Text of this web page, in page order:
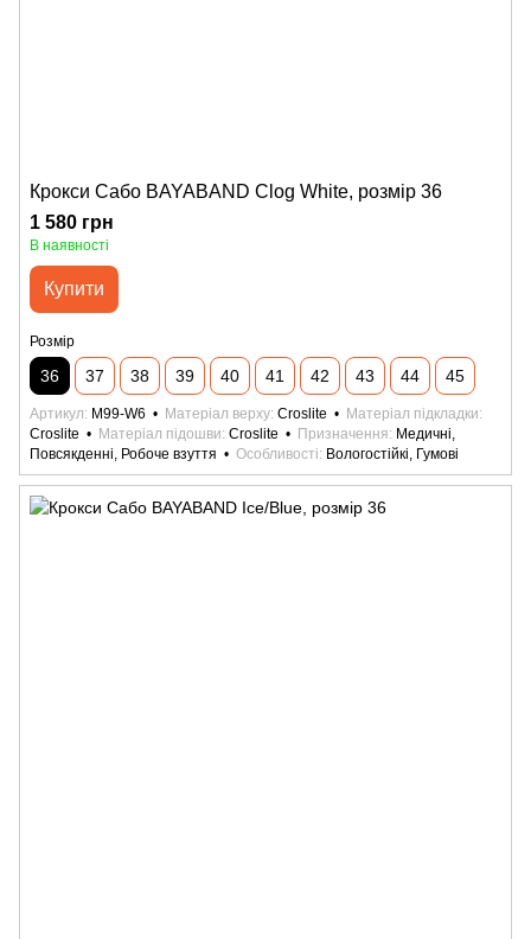
Крокси Сабо BAYABAND Clog White, розмір 36
1 580 грн
В наявності
Купити
Розмір
36 37 38 39 40 41 42 43 44 45
Артикул M99-W6 Матеріал верху Croslite
Матеріал підкладки
Croslite
Матеріал підошви Croslite Призначення
Медичні,
Повсякденні, Робоче взуття
Особливості Вологостійкі, Гумові